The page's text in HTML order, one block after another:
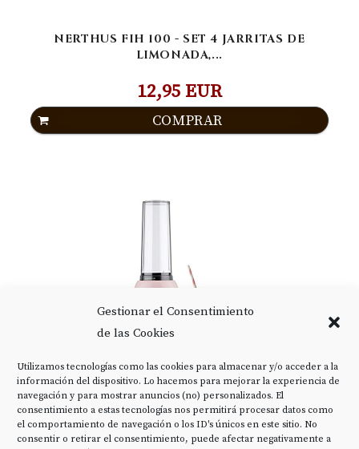
Gestionar el Consentimiento
de las Cookies
Utilizamos tecnologías como las cookies para almacenar y/o acceder a la
información del dispositivo. Lo hacemos para mejorar la experiencia de
navegación y para mostrar anuncios (no) personalizados. El
consentimiento a estas tecnologías nos permitirá procesar datos como
el comportamiento de navegación o los ID's únicos en este sitio. No
consentir o retirar el consentimiento, puede afectar negativamente a
NERTHUS FIH 100 - SET 4 JARRITAS DE
LIMONADA,...
12,95 EUR
COMPRAR
IKOHS BATIDORA DE VASO MOI - BATIDORA
DE VASO...